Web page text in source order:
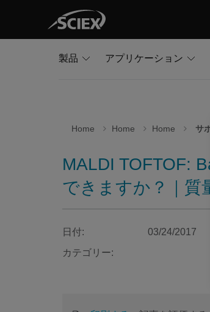
製品 アプリケーション
Home Home Home サ
MALDI TOFTOF:
できますか？｜質
日付:
03/24/2017
カテゴリー: